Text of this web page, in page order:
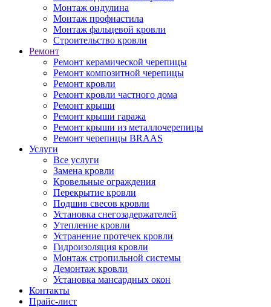
Монтаж ондулина
Монтаж профнастила
Монтаж фальцевой кровли
Строительство кровли
Ремонт
Ремонт керамической черепицы
Ремонт композитной черепицы
Ремонт кровли
Ремонт кровли частного дома
Ремонт крыши
Ремонт крыши гаража
Ремонт крыши из металлочерепицы
Ремонт черепицы BRAAS
Услуги
Все услуги
Замена кровли
Кровельные ограждения
Перекрытие кровли
Подшив свесов кровли
Установка снегозадержателей
Утепление кровли
Устранение протечек кровли
Гидроизоляция кровли
Монтаж стропильной системы
Демонтаж кровли
Установка мансардных окон
Контакты
Прайс-лист